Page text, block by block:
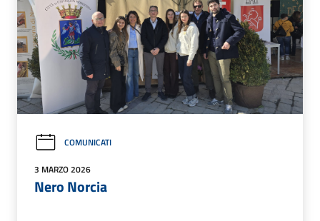
COMUNICATI
3 MARZO 2026
Nero Norcia